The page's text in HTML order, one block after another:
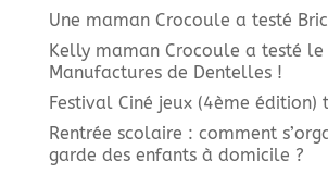
Une maman Crocoule a testé
Kelly maman Crocoule a testé le
Manufactures de Dentelles !
Festival Ciné jeux (4ème édition)
Rentrée scolaire : comment
garde des enfants à domicile ?